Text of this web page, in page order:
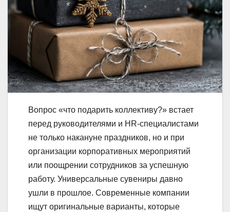
Вопрос «что подарить коллективу?» встает
перед руководителями и HR-специалистами
не только накануне праздников, но и при
организации корпоративных мероприятий
или поощрении сотрудников за успешную
работу. Универсальные сувениры давно
ушли в прошлое. Современные компании
ищут оригинальные варианты, которые